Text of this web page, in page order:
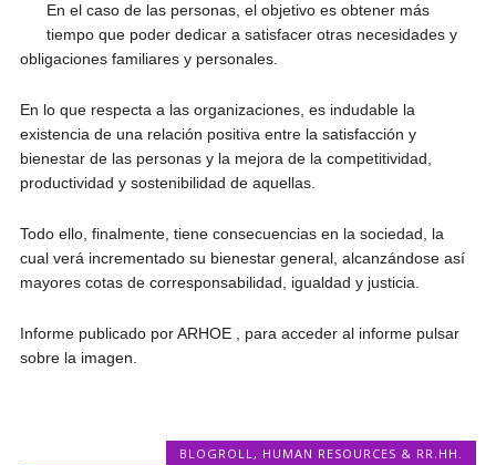
En el caso de las personas, el objetivo es obtener más
tiempo que poder dedicar a satisfacer otras necesidades y
obligaciones familiares y personales.
En lo que respecta a las organizaciones, es indudable la
existencia de una relación positiva entre la satisfacción y
bienestar de las personas y la mejora de la competitividad,
productividad y sostenibilidad de aquellas.
Todo ello, finalmente, tiene consecuencias en la sociedad, la
cual verá incrementado su bienestar general, alcanzándose así
mayores cotas de corresponsabilidad, igualdad y justicia.
Informe publicado por ARHOE , para acceder al informe pulsar
sobre la imagen.
BLOGROLL, HUMAN RESOURCES & RR.HH.